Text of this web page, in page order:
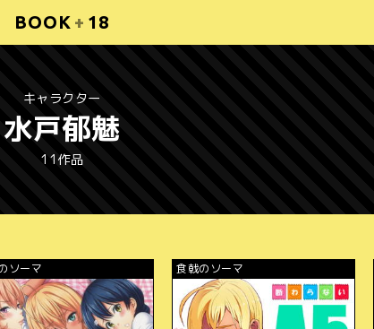
BOOK + 18
キャラクター
水戸郁魅
11作品
ソーマ 食戟のソーマ